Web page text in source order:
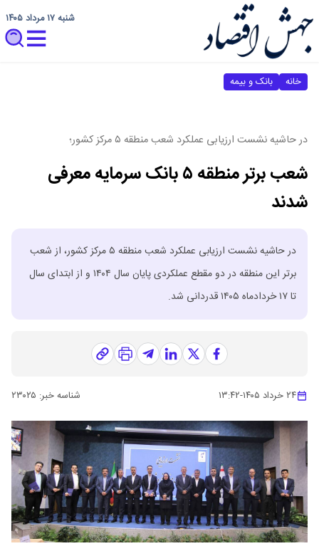
شنبه ۱۷ مرداد ۱۴۰۵
خانه بانک و بیمه
در حاشیه نشست ارزیابی عملکرد شعب منطقه ۵ مرکز کشور؛
شعب برتر منطقه ۵ بانک سرمایه معرفی
شدند
در حاشیه نشست ارزیابی عملکرد شعب منطقه ۵ مرکز کشور، از شعب
برتر این منطقه در دو مقطع عملکردی پایان سال ۱۴۰۴ و از ابتدای سال
تا ۱۷ خردادماه ۱۴۰۵ قدردانی شد.
۲۴ خرداد ۱۴۰۵ -۱۳:۴۲ شناسه خبر: ۲۳۰۲۵